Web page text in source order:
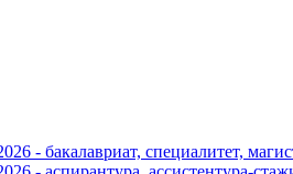
- бакалавриат, специалитет,